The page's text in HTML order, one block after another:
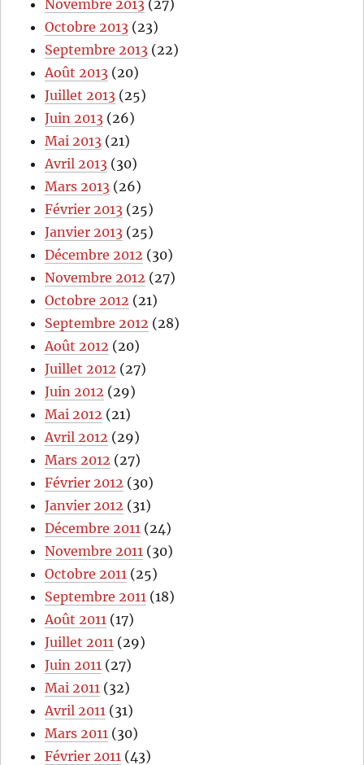
Novembre 2013 (27)
Octobre 2013 (23)
Septembre 2013 (22)
Août 2013 (20)
Juillet 2013 (25)
Juin 2013 (26)
Mai 2013 (21)
Avril 2013 (30)
Mars 2013 (26)
Février 2013 (25)
Janvier 2013 (25)
Décembre 2012 (30)
Novembre 2012 (27)
Octobre 2012 (21)
Septembre 2012 (28)
Août 2012 (20)
Juillet 2012 (27)
Juin 2012 (29)
Mai 2012 (21)
Avril 2012 (29)
Mars 2012 (27)
Février 2012 (30)
Janvier 2012 (31)
Décembre 2011 (24)
Novembre 2011 (30)
Octobre 2011 (25)
Septembre 2011 (18)
Août 2011 (17)
Juillet 2011 (29)
Juin 2011 (27)
Mai 2011 (32)
Avril 2011 (31)
Mars 2011 (30)
Février 2011 (43)